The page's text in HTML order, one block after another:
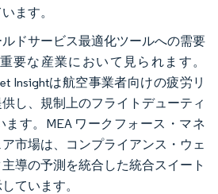
ます。
ドサービス最適化ツールへの需要
要な産業において見られます。
Insightは航空事業者向けの疲労リ
し、規制上のフライトデューティ
す。MEA ワークフォース・マネ
市場は、コンプライアンス・ウェ
導の予測を統合した統合スイート
ています。